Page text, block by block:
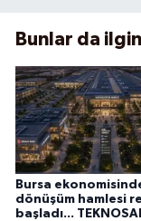
Bunlar da
Bursa
dönüşüm hamlesi
başladı...